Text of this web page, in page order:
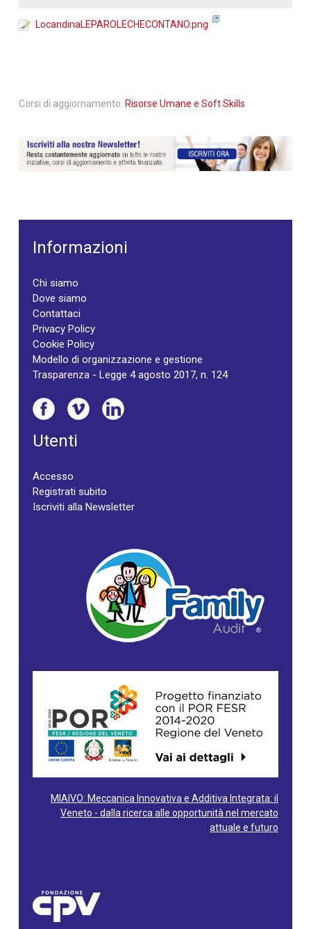
LocandinaLEPAROLECHECONTANO.png
Corsi di aggiornamento: Risorse Umane e Soft Skills
Informazioni
Chi siamo
Dove siamo
Contattaci
Privacy Policy
Cookie Policy
Modello di organizzazione e gestione
Trasparenza - Legge 4 agosto 2017, n. 124
Utenti
Accesso
Registrati subito
Iscriviti alla Newsletter
MIAIVO: Meccanica Innovativa e Additiva Integrata: il
Veneto - dalla ricerca alle opportunità nel mercato
attuale e futuro